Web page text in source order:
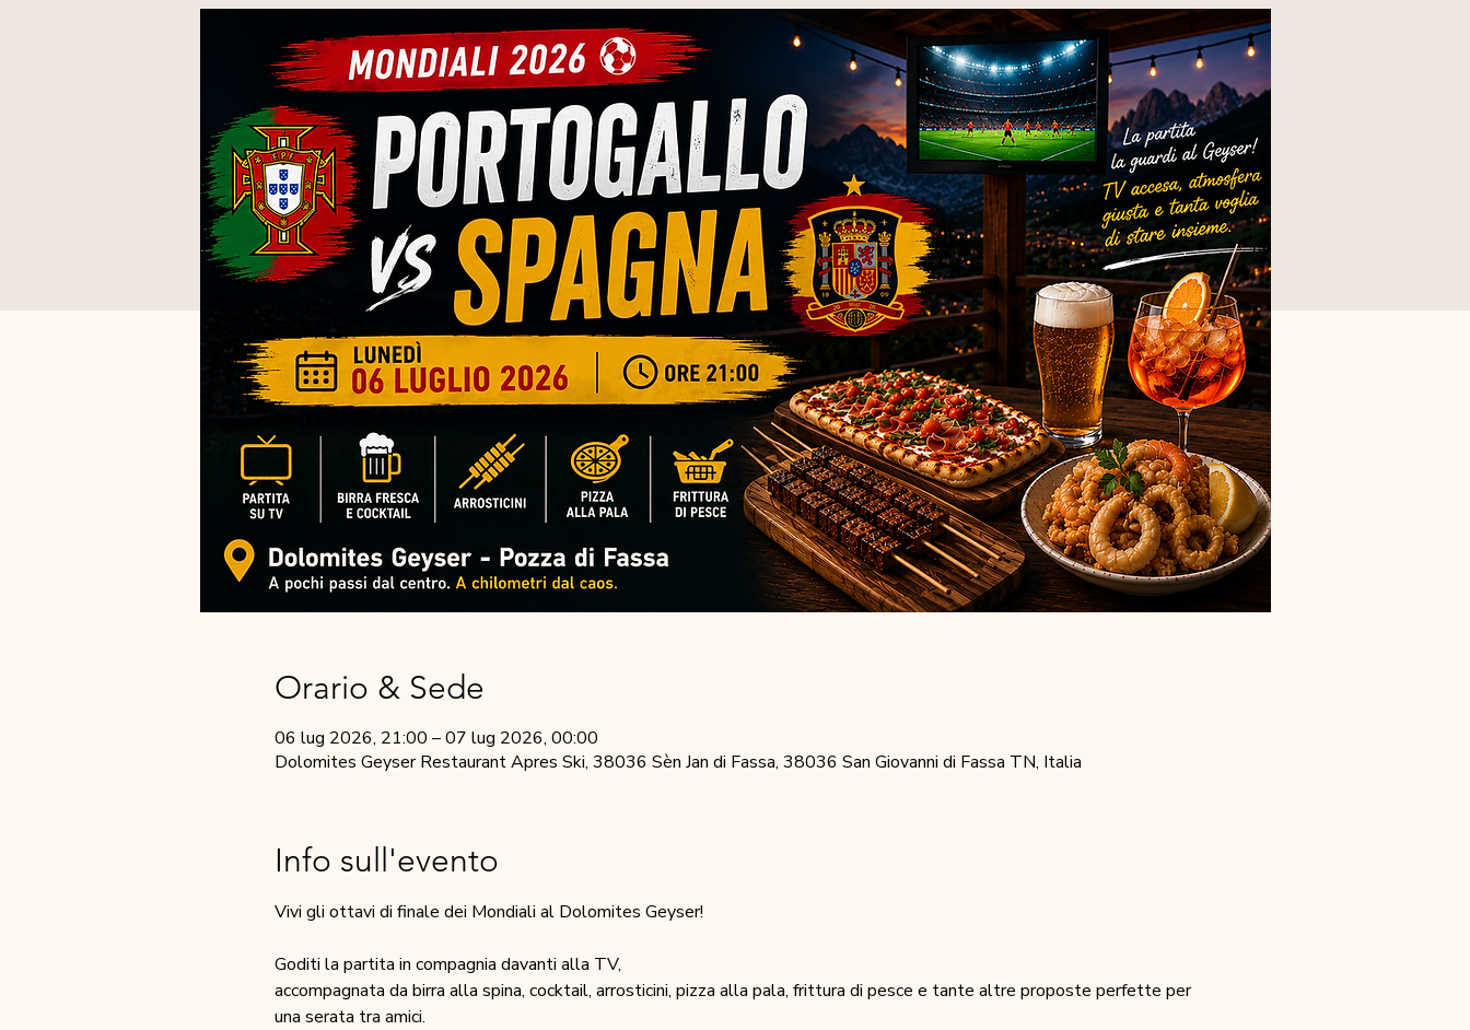
Orario & Sede
06 lug 2026, 21:00 – 07 lug 2026, 00:00
Dolomites Geyser Restaurant Apres Ski, 38036 Sèn Jan di Fassa, 38036 San Giovanni di Fassa TN, Italia
Info sull'evento
Vivi gli ottavi di finale dei Mondiali al Dolomites Geyser!
Goditi la partita in compagnia davanti alla TV,
accompagnata da birra alla spina, cocktail, arrosticini, pizza alla pala, frittura di pesce e tante altre proposte perfette per
una serata tra amici.